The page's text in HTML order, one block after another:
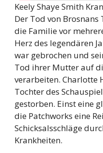
Keely Shaye Smith
Der Tod von
die Familie vor
Herz des legendären
war gebrochen und
Tod ihrer Mutter auf
verarbeiten. Charlotte
Tochter des
gestorben. Einst eine
die Patchworks eine
Schicksalsschläge
Krankheiten.